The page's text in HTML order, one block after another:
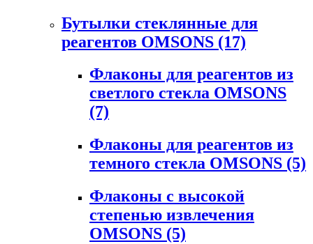
Бутылки стеклянные для
реагентов OMSONS (17)
Флаконы для реагентов из
светлого стекла OMSONS
(7)
Флаконы для реагентов из
темного стекла OMSONS (5)
Флаконы с высокой
степенью извлечения
OMSONS (5)